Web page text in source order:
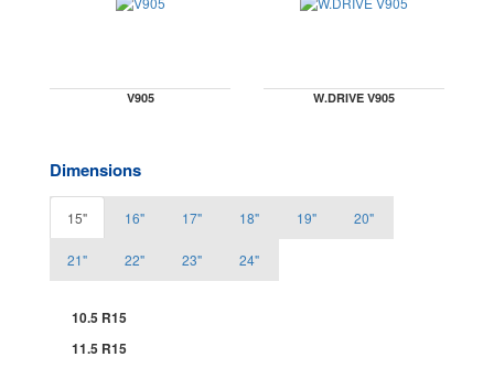
V905 W.DRIVE V905
Dimensions
15" 16" 17" 18" 19" 20"
21" 22" 23" 24"
10.5 R15
11.5 R15